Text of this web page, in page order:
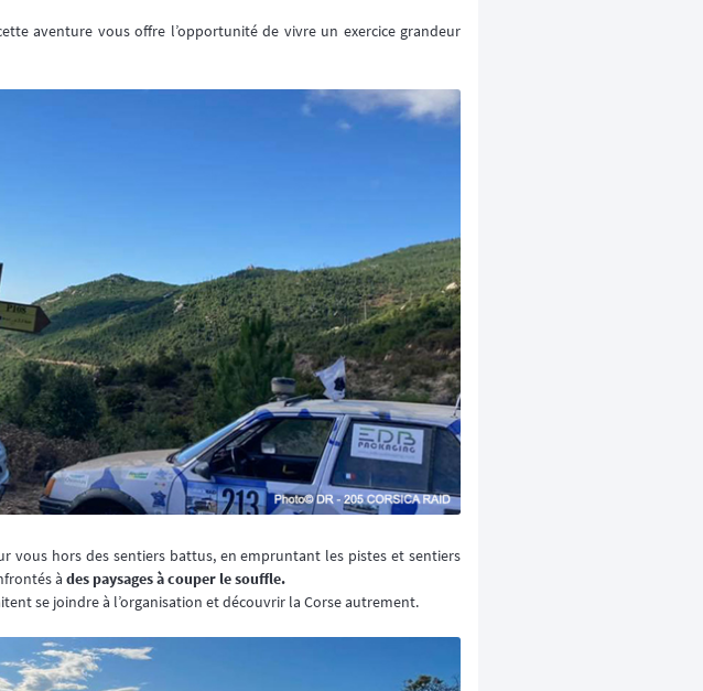
aventure vous offre l’opportunité de vivre un exercice grandeur
vous hors des sentiers battus, en empruntant les pistes et sentiers
à des paysages à couper le souffle.
se joindre à l’organisation et découvrir la Corse autrement.